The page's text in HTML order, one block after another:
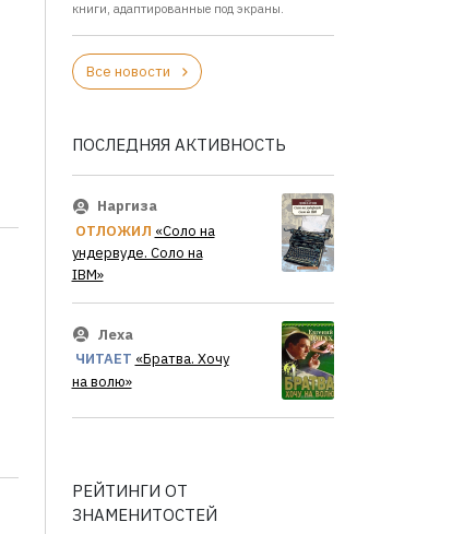
книги, адаптированные под экраны.
Все новости
ПОСЛЕДНЯЯ АКТИВНОСТЬ
Наргиза
ОТЛОЖИЛ «Соло на
ундервуде. Соло на
IBM»
Леха
ЧИТАЕТ «Братва. Хочу
на волю»
РЕЙТИНГИ ОТ
ЗНАМЕНИТОСТЕЙ